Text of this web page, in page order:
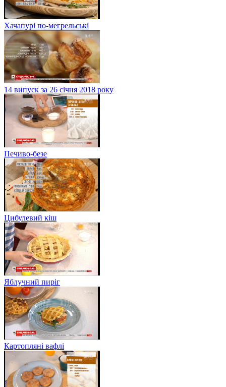
Хачапурі по-мегрельські
14 випуск за 26 січня 2018 року
Печиво-безе
Цибулевий кіш
Яблучний пиріг
Картопляні вафлі